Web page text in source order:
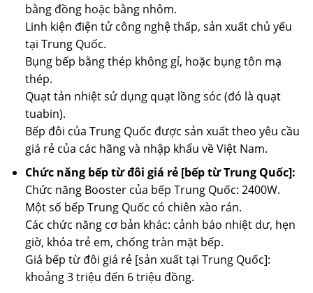
bằng đồng hoặc bằng nhôm.
Linh kiện điện tử công nghệ thấp, sản xuất chủ yếu
tại Trung Quốc.
Bụng bếp bằng thép không gỉ, hoặc bụng tôn mạ
thép.
Quạt tản nhiệt sử dụng quạt lồng sóc (đó là quạt
tuabin).
Bếp đôi của Trung Quốc được sản xuất theo yêu cầu
giá rẻ của các hãng và nhập khẩu về Việt Nam.
Chức năng bếp từ đôi giá rẻ [bếp từ Trung Quốc]:
Chức năng Booster của bếp Trung Quốc: 2400W.
Một số bếp Trung Quốc có chiên xào rán.
Các chức năng cơ bản khác: cảnh báo nhiệt dư, hẹn
giờ, khóa trẻ em, chống tràn mặt bếp.
Giá bếp từ đôi giá rẻ [sản xuất tại Trung Quốc]:
khoảng 3 triệu đến 6 triệu đồng.